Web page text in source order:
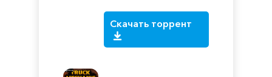
Скачать торрент